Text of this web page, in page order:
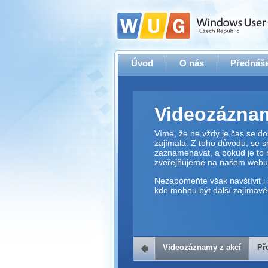
Úvod O nás
Víme, že ne vždy je čas se
zajímala. Z toho důvodu, se
zaznamenávat, a pokud je to
zveřejňujeme na našem webu.
Nezapomeňte však navštívit i
kde mohou být další zajímavé
Přehrávač
Videozáznamy z akcí